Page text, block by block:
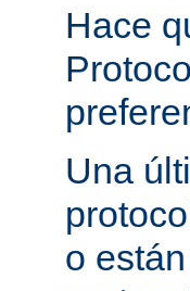
Hace
Una
o